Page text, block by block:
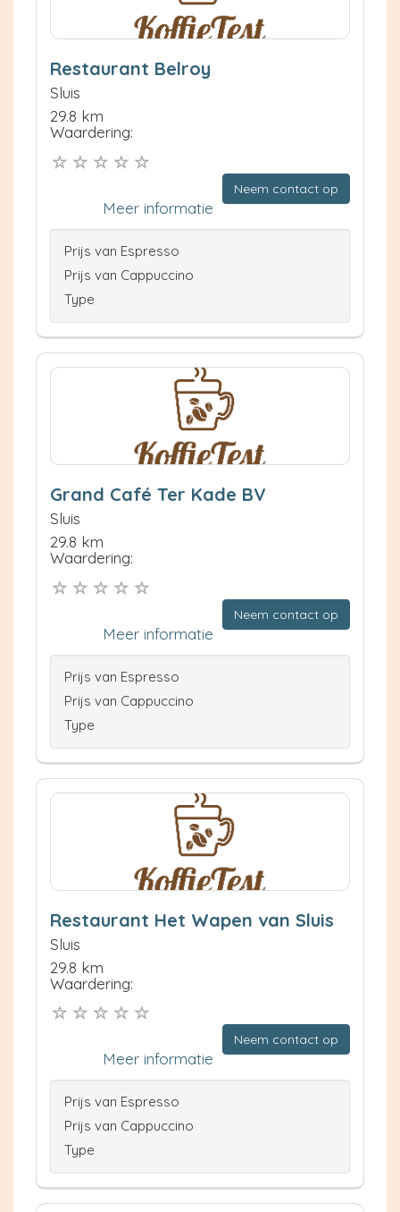
Restaurant Belroy
Sluis
29.8 km
Waardering:
Neem contact op
Meer informatie
Prijs van Espresso
Prijs van Cappuccino
Type
Grand Café Ter Kade BV
Sluis
29.8 km
Waardering:
Neem contact op
Meer informatie
Prijs van Espresso
Prijs van Cappuccino
Type
Restaurant Het Wapen van Sluis
Sluis
29.8 km
Waardering:
Neem contact op
Meer informatie
Prijs van Espresso
Prijs van Cappuccino
Type